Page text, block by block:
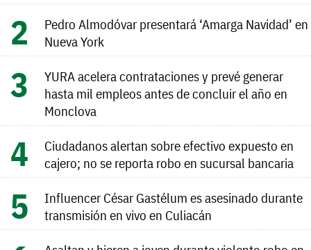
Pedro Almodóvar presentará ‘Amarga Navidad’ en
Nueva York
YURA acelera contrataciones y prevé generar
hasta mil empleos antes de concluir el año en
Monclova
Ciudadanos alertan sobre efectivo expuesto en
cajero; no se reporta robo en sucursal bancaria
Influencer César Gastélum es asesinado durante
transmisión en vivo en Culiacán